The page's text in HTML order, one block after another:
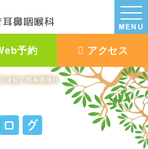
津留の耳鼻咽喉科
MENU
予約 アクセス
ロ グ